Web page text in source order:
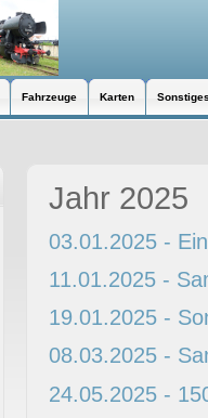
Fahrzeuge Karten
Jahr 2025
03.01.2025 -
11.01.2025 -
19.01.2025 -
08.03.2025 -
24.05.2025 -